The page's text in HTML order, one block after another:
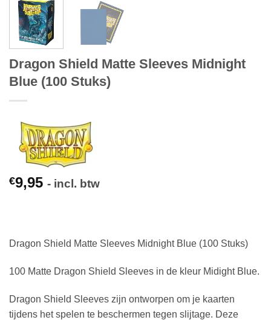
Dragon Shield Matte Sleeves Midnight
Blue (100 Stuks)
€9,95 - incl. btw
Dragon Shield Matte Sleeves Midnight Blue (100 Stuks)
100 Matte Dragon Shield Sleeves in de kleur Midight Blue.
Dragon Shield Sleeves zijn ontworpen om je kaarten
tijdens het spelen te beschermen tegen slijtage. Deze